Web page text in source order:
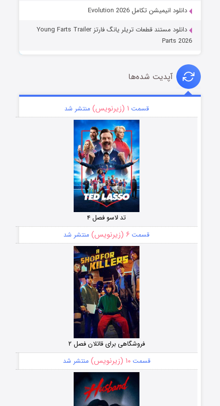
دانلود انیمیشن تکامل Evolution 2026
دانلود مستند قطعات تریلر یانگ فارتز Young Farts Trailer
Parts 2026
آپدیت شده‌ها
قسمت ۱ (زیرنویس) منتشر شد
تد لاسو فصل ۴
قسمت ۶ (زیرنویس) منتشر شد
فروشگاهی برای قاتلان فصل ۲
قسمت۱۰ (زیرنویس) منتشر شد